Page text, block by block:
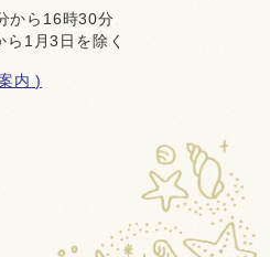
から16時30分
1月3日を除く
内 )